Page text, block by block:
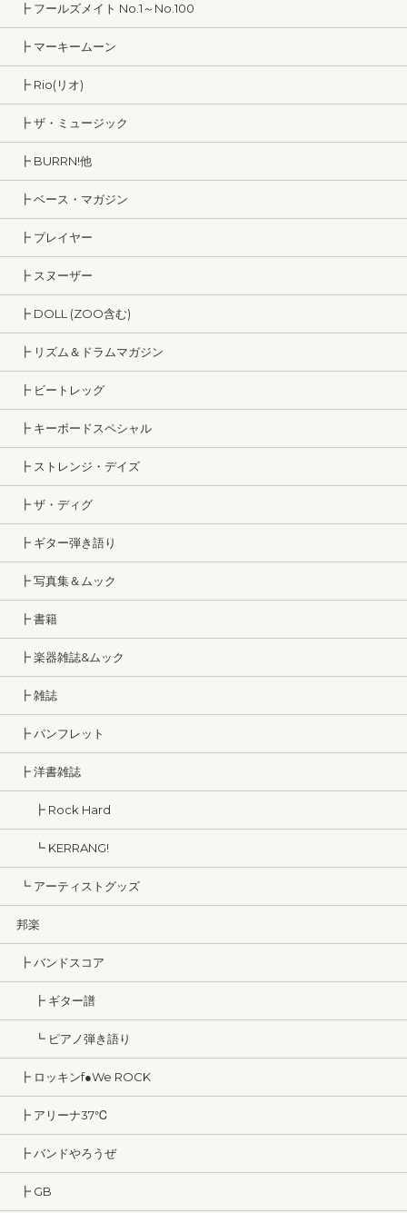
┣ フールズメイト No.1～No.100
┣ マーキームーン
┣ Rio(リオ)
┣ ザ・ミュージック
┣ BURRN!他
┣ ベース・マガジン
┣ プレイヤー
┣ スヌーザー
┣ DOLL (ZOO含む)
┣ リズム＆ドラムマガジン
┣ ビートレッグ
┣ キーボードスペシャル
┣ ストレンジ・デイズ
┣ ザ・ディグ
┣ ギター弾き語り
┣ 写真集＆ムック
┣ 書籍
┣ 楽器雑誌&ムック
┣ 雑誌
┣ パンフレット
┣ 洋書雑誌
┣ Rock Hard
┗ KERRANG!
┗ アーティストグッズ
邦楽
┣ バンドスコア
┣ ギター譜
┗ ピアノ弾き語り
┣ ロッキンf●We ROCK
┣ アリーナ37℃
┣ バンドやろうぜ
┣ GB